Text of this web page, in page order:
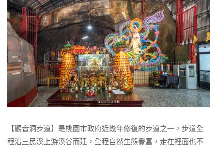
【觀音洞步道】是桃園市政府近幾年修復的步道之一，步道全
程沿三民溪上游溪谷而建，全程自然生態豐富，走在裡面也不